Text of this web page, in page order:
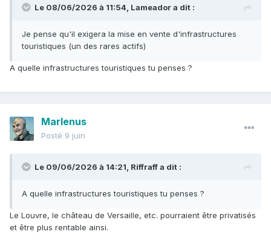
Le 08/06/2026 à 11:54, Lameadora dit :
Je pense qu'il exigera la mise en vente d'infrastructures
touristiques (un des rares actifs)
A quelle infrastructures touristiques tu penses ?
Marlenus
Posté 9 juin
Le 09/06/2026 à 14:21, Riffraffa dit :
A quelle infrastructures touristiques tu penses ?
Le Louvre, le château de Versaille, etc. pourraient être privatisés
et être plus rentable ainsi.